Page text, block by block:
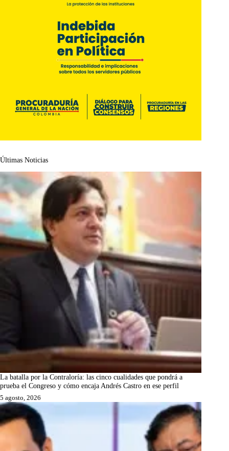
Últimas Noticias
La batalla por la Contraloría: las cinco cualidades que pondrá a
prueba el Congreso y cómo encaja Andrés Castro en ese perfil
5 agosto, 2026